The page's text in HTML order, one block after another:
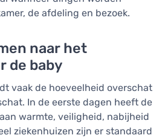
de afdeling en bezoek.
naar het
de baby
vaak de hoeveelheid overschat
In de eerste dagen heeft de
warmte, veiligheid, nabijheid
ziekenhuizen zijn er standaard